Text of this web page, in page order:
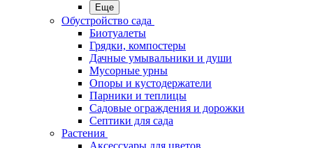
Еще
Обустройство сада
Биотуалеты
Грядки, компостеры
Дачные умывальники и души
Мусорные урны
Опоры и кустодержатели
Парники и теплицы
Садовые ограждения и дорожки
Септики для сада
Растения
Аксессуары для цветов